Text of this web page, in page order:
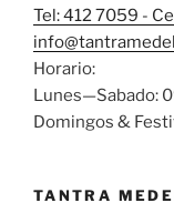
Tel: 412 7059 -
Horario:
Lunes—Sabado:
Domingos &
TANTRA